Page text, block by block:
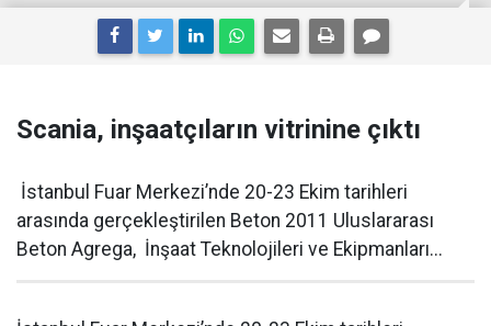
Scania, inşaatçıların vitrinine çıktı
İstanbul Fuar Merkezi’nde 20-23 Ekim tarihleri
arasında gerçekleştirilen Beton 2011 Uluslararası
Beton Agrega, İnşaat Teknolojileri ve Ekipmanları...